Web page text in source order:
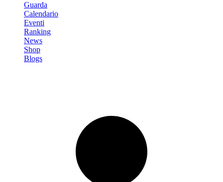
Guarda
Calendario
Eventi
Ranking
News
Shop
Blogs